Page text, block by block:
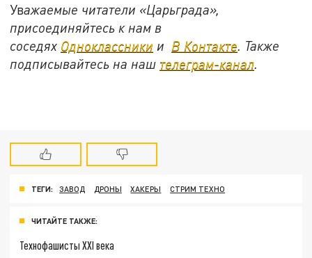
Уважаемые читатели «Царьграда»,
присоединяйтесь к нам в
соседях Одноклассники и В Контакте. Также
подписывайтесь на наш телеграм-канал.
ТЕГИ: ЗАВОД ДРОНЫ ХАКЕРЫ СТРИМ ТЕХНО
ЧИТАЙТЕ ТАКЖЕ:
Технофашисты XXI века